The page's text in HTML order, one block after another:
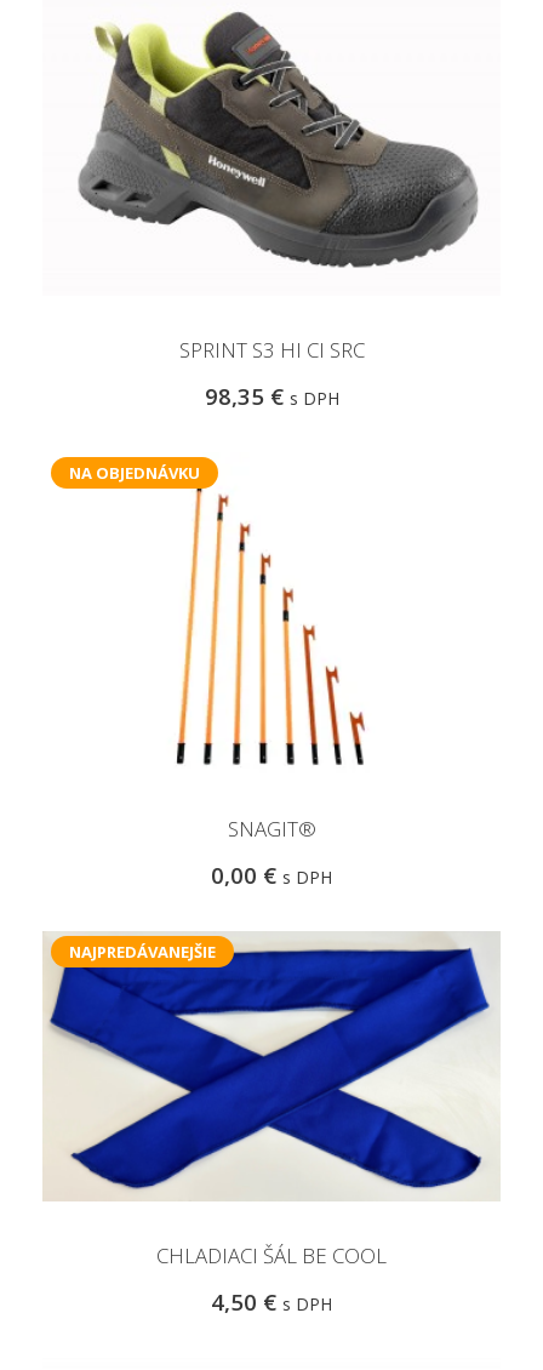
SPRINT S3 HI CI SRC
98,35 € s DPH
NA OBJEDNÁVKU
SNAGIT®
0,00 € s DPH
NAJPREDÁVANEJŠIE
CHLADIACI ŠÁL BE COOL
4,50 € s DPH